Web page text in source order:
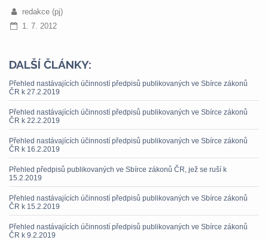
redakce (pj)
1. 7. 2012
DALŠÍ ČLÁNKY:
Přehled nastávajících účinností předpisů publikovaných ve Sbírce zákonů
ČR k 27.2.2019
Přehled nastávajících účinností předpisů publikovaných ve Sbírce zákonů
ČR k 22.2.2019
Přehled nastávajících účinností předpisů publikovaných ve Sbírce zákonů
ČR k 16.2.2019
Přehled předpisů publikovaných ve Sbírce zákonů ČR, jež se ruší k
15.2.2019
Přehled nastávajících účinností předpisů publikovaných ve Sbírce zákonů
ČR k 15.2.2019
Přehled nastávajících účinností předpisů publikovaných ve Sbírce zákonů
ČR k 9.2.2019